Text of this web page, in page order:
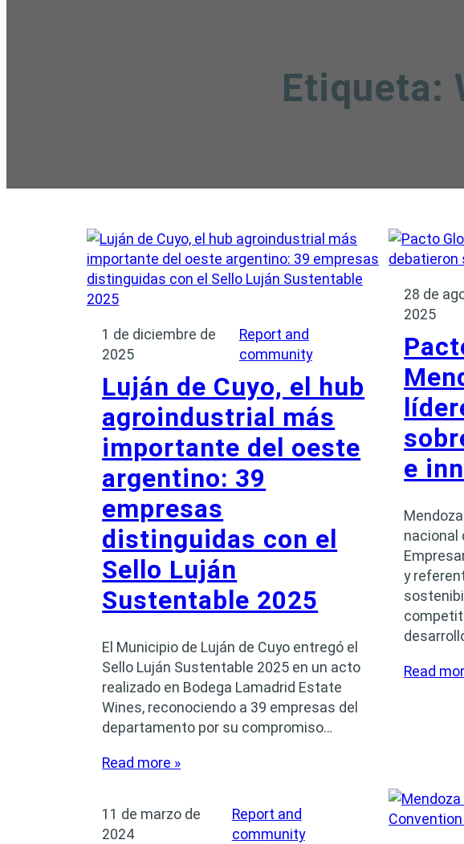
Etiqueta:
1 de diciembre de
2025
Report and
community
Luján de Cuyo, el hub
agroindustrial más
importante del oeste
argentino: 39
empresas
distinguidas con el
Sello Luján
Sustentable 2025
El Municipio de Luján de Cuyo entregó el
Sello Luján Sustentable 2025 en un acto
realizado en Bodega Lamadrid Estate
Wines, reconociendo a 39 empresas del
departamento por su compromiso…
Read more »
28 de
2025
e
nacional
y
Read
11 de marzo de
2024
Report and
community